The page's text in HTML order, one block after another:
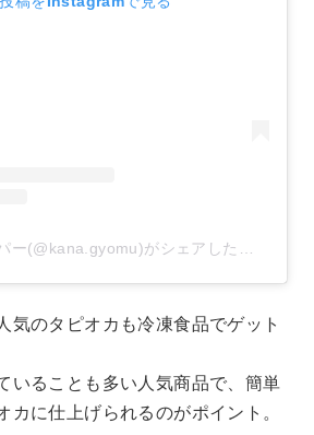
気のタピオカも冷凍食品でゲット
いることも多い人気商品で、簡単
カに仕上げられるのがポイント。